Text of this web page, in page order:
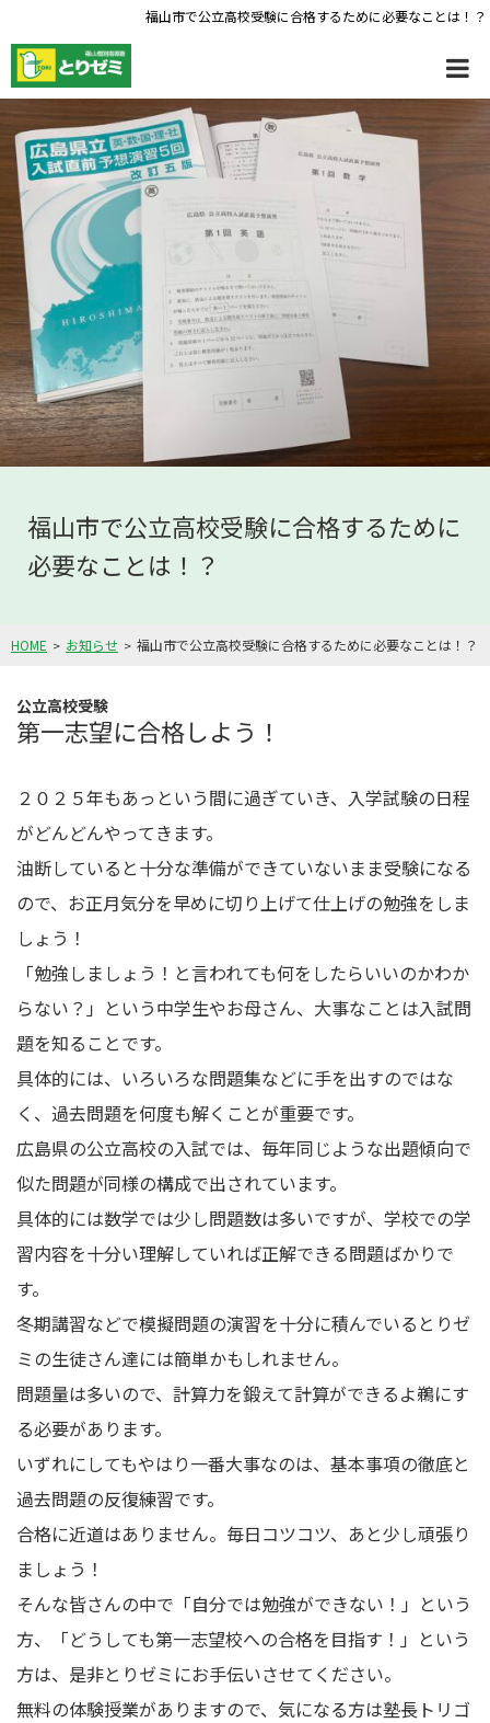
福山市で公立高校受験に合格するために必要なことは！？
福山市で公立高校受験に合格するために
必要なことは！？
HOME お知らせ 福山市で公立高校受験に合格するために必要なことは！？
公立高校受験
第一志望に合格しよう！
２０２５年もあっという間に過ぎていき、入学試験の日程
がどんどんやってきます。
油断していると十分な準備ができていないまま受験になる
ので、お正月気分を早めに切り上げて仕上げの勉強をしま
しょう！
「勉強しましょう！と言われても何をしたらいいのかわか
らない？」という中学生やお母さん、大事なことは入試問
題を知ることです。
具体的には、いろいろな問題集などに手を出すのではな
く、過去問題を何度も解くことが重要です。
広島県の公立高校の入試では、毎年同じような出題傾向で
似た問題が同様の構成で出されています。
具体的には数学では少し問題数は多いですが、学校での学
習内容を十分い理解していれば正解できる問題ばかりで
す。
冬期講習などで模擬問題の演習を十分に積んでいるとりゼ
ミの生徒さん達には簡単かもしれません。
問題量は多いので、計算力を鍛えて計算ができるよ鵜にす
る必要があります。
いずれにしてもやはり一番大事なのは、基本事項の徹底と
過去問題の反復練習です。
合格に近道はありません。毎日コツコツ、あと少し頑張り
ましょう！
そんな皆さんの中で「自分では勉強ができない！」という
方、「どうしても第一志望校への合格を目指す！」という
方は、是非とりゼミにお手伝いさせてください。
無料の体験授業がありますので、気になる方は塾長トリゴ